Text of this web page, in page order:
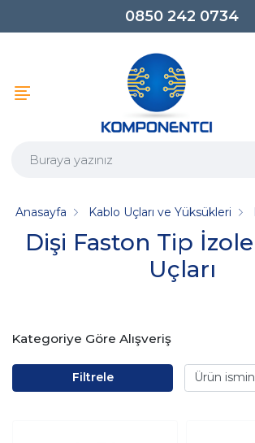
0850 242 0734
Dişi Faston Tip
Uçları
Anasayfa Kablo Uçları ve Yüksükleri
Kategoriye Göre Alışveriş
Filtrele